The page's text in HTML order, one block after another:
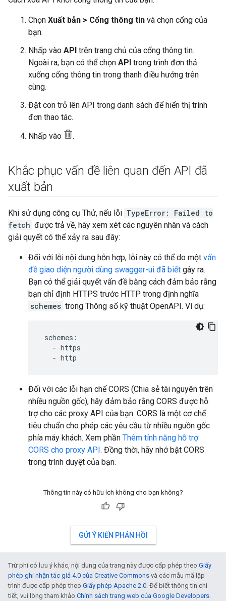
Chọn Xuất bản > Cổng thông tin và chọn cổng của
bạn.
Nhấp vào API trên trang chủ của cổng thông tin.
Ngoài ra, bạn có thể chọn API trong trình đơn thả
xuống cổng thông tin trong thanh điều hướng trên
cùng.
Đặt con trỏ lên API trong danh sách để hiển thị trình
đơn thao tác.
Nhấp vào
.
Khắc phục vấn đề liên quan đến API đã
xuất bản
Khi sử dụng công cụ Thử, nếu lỗi TypeError: Failed to
fetch được trả về, hãy xem xét các nguyên nhân và cách
giải quyết có thể xảy ra sau đây:
Đối với lỗi nội dung hỗn hợp, lỗi này có thể do một vấn
đề giao diện người dùng swagger-ui đã biết gây ra.
Bạn có thể giải quyết vấn đề bằng cách đảm bảo rằng
bạn chỉ định HTTPS trước HTTP trong định nghĩa
schemes trong Thông số kỹ thuật OpenAPI. Ví dụ:
schemes:
   - https
Đối với các lỗi hạn chế CORS (Chia sẻ tài nguyên trên
nhiều nguồn gốc), hãy đảm bảo rằng CORS được hỗ
trợ cho các proxy API của bạn. CORS là một cơ chế
tiêu chuẩn cho phép các yêu cầu từ nhiều nguồn gốc
phía máy khách. Xem phần Thêm tính năng hỗ trợ
CORS cho proxy API. Đồng thời, hãy nhớ bật CORS
trong trình duyệt của bạn.
Thông tin này có hữu ích không cho bạn không?
GỬI Ý KIẾN PHẢN HỒI
Trừ phi có lưu ý khác, nội dung của trang này được cấp phép theo Giấy
phép ghi nhận tác giả 4.0 của Creative Commons và các mẫu mã lập
trình được cấp phép theo Giấy phép Apache 2.0 . Để biết thông tin chi
tiết, vui lòng tham khảo Chính sách trang web của Google Developers